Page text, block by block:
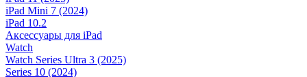
iPad Mini 7 (2024)
iPad 10.2
Аксессуары для iPad
Watch
Watch Series Ultra 3 (2025)
Series 10 (2024)